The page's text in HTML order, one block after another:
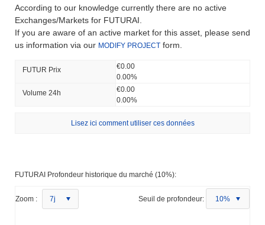
According to our knowledge currently there are no active
Exchanges/Markets for FUTURAI.
If you are aware of an active market for this asset, please send
us information via our MODIFY PROJECT form.
FUTUR Prix ​​
€0.00
0.00%
Volume 24h
€0.00
0.00%
Lisez ici comment utiliser ces données
FUTURAI Profondeur historique du marché (10%):
Zoom : 7j Seuil de profondeur: 10%